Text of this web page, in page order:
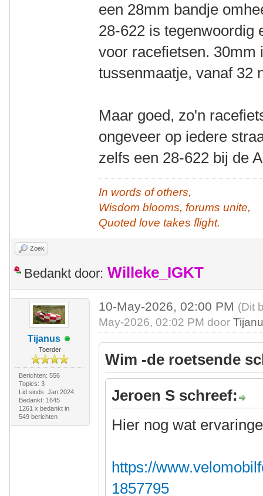
een 28mm bandje
28-622 is tegenwoordig
voor racefietsen. 30mm
tussenmaatje, vanaf 32
Maar goed, zo'n
ongeveer op iedere
zelfs een 28-622 bij de
In words of others,
Wisdom blooms, forums unite,
Quoted love takes flight.
Zoek
Bedankt door: Willeke_IGKT
Tijanus
Toerder
Berichten: 556
Topics: 3
Lid sinds: Jan 2024
Bedankt: 1645
1261 x bedankt in
549 berichten
10-May-2026, 02:00 PM (Dit
May-2026, 02:02 PM door
Wim -de roetsende
Jeroen S schreef:
Hier nog wat
https://
1857795